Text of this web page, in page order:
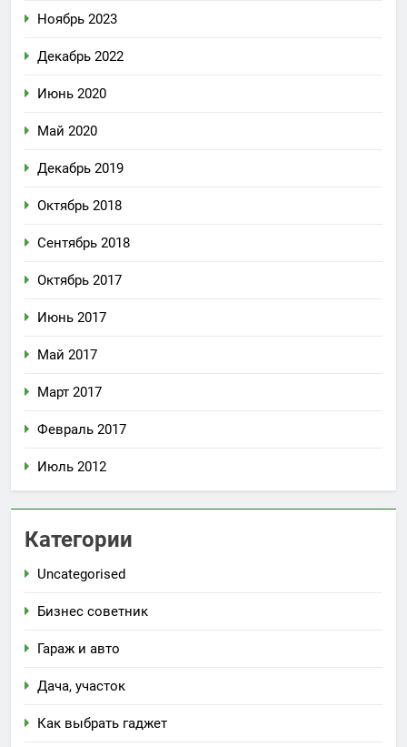
Ноябрь 2023
Декабрь 2022
Июнь 2020
Май 2020
Декабрь 2019
Октябрь 2018
Сентябрь 2018
Октябрь 2017
Июнь 2017
Май 2017
Март 2017
Февраль 2017
Июль 2012
Категории
Uncategorised
Бизнес советник
Гараж и авто
Дача, участок
Как выбрать гаджет